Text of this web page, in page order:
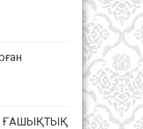
ҒАШЫҚТЫҚ